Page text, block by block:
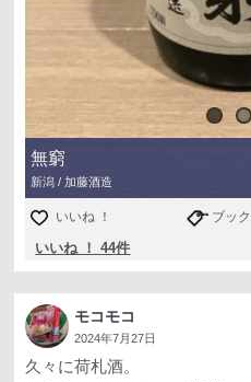
無窮
新潟 / 加藤酒造
いいね ！ ブッ
いいね ！ 44件
モコモコ
2024年7月27日
久々に荷札酒。